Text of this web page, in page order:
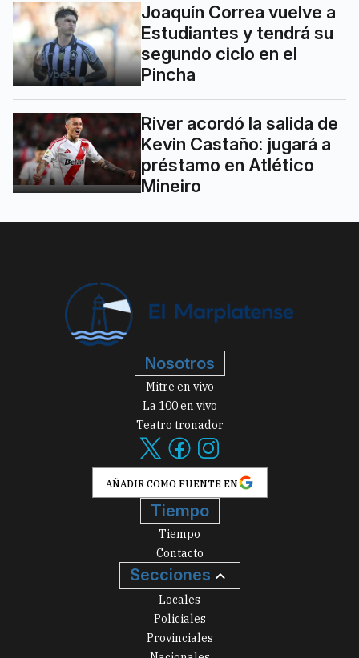
Joaquín Correa vuelve a
Estudiantes y tendrá su
segundo ciclo en el
Pincha
River acordó la salida de
Kevin Castaño: jugará a
préstamo en Atlético
Mineiro
Nosotros
Mitre en vivo
La 100 en vivo
Teatro tronador
AÑADIR COMO FUENTE EN
Tiempo
Tiempo
Contacto
Secciones
Locales
Policiales
Provinciales